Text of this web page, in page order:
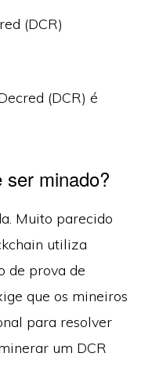
(DCR)
(DCR) é
minado?
Muito parecido
utiliza
de prova de
que os mineiros
para resolver
um DCR